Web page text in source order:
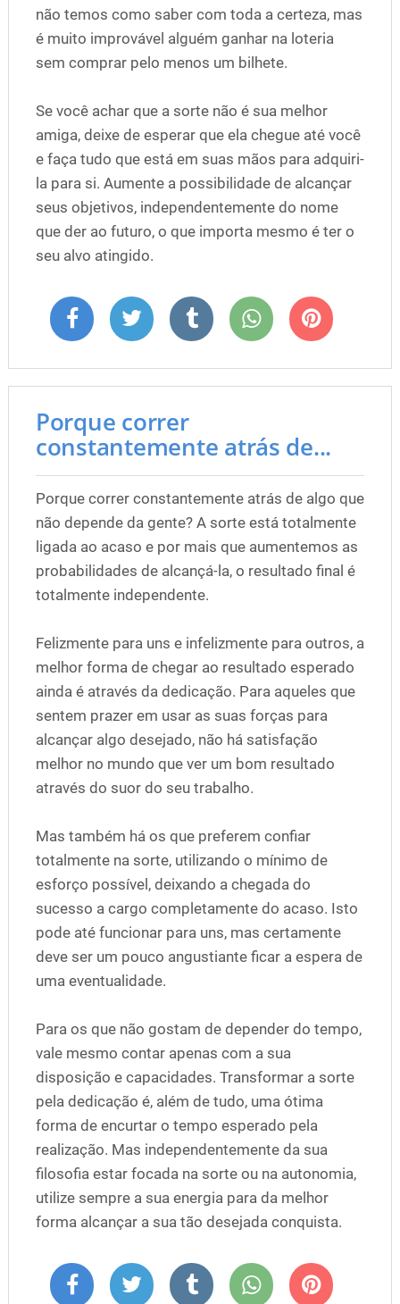
não temos como saber com toda a certeza, mas
é muito improvável alguém ganhar na loteria
sem comprar pelo menos um bilhete.
Se você achar que a sorte não é sua melhor
amiga, deixe de esperar que ela chegue até você
e faça tudo que está em suas mãos para adquiri-
la para si. Aumente a possibilidade de alcançar
seus objetivos, independentemente do nome
que der ao futuro, o que importa mesmo é ter o
seu alvo atingido.
Porque correr
constantemente atrás de...
Porque correr constantemente atrás de algo que
não depende da gente? A sorte está totalmente
ligada ao acaso e por mais que aumentemos as
probabilidades de alcançá-la, o resultado final é
totalmente independente.
Felizmente para uns e infelizmente para outros, a
melhor forma de chegar ao resultado esperado
ainda é através da dedicação. Para aqueles que
sentem prazer em usar as suas forças para
alcançar algo desejado, não há satisfação
melhor no mundo que ver um bom resultado
através do suor do seu trabalho.
Mas também há os que preferem confiar
totalmente na sorte, utilizando o mínimo de
esforço possível, deixando a chegada do
sucesso a cargo completamente do acaso. Isto
pode até funcionar para uns, mas certamente
deve ser um pouco angustiante ficar a espera de
uma eventualidade.
Para os que não gostam de depender do tempo,
vale mesmo contar apenas com a sua
disposição e capacidades. Transformar a sorte
pela dedicação é, além de tudo, uma ótima
forma de encurtar o tempo esperado pela
realização. Mas independentemente da sua
filosofia estar focada na sorte ou na autonomia,
utilize sempre a sua energia para da melhor
forma alcançar a sua tão desejada conquista.